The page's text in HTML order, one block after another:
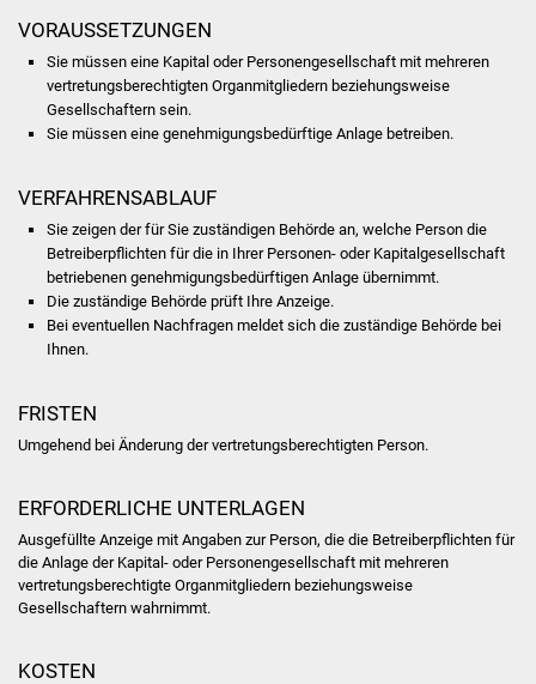
Gesundheit und Notfall
Ärzte und Apotheken
Hitzewarnung / UV-
Index
ÖPNV
Veranstaltungen
Stadtfest
VORAUSSETZUNGEN
Sie müssen eine Kapital oder Personengesellschaft mit mehreren
vertretungsberechtigten Organmitgliedern beziehungsweise
Gesellschaftern sein.
Sie müssen eine genehmigungsbedürftige Anlage betreiben.
VERFAHRENSABLAUF
Sie zeigen der für Sie zuständigen Behörde an, welche Person die
Betreiberpflichten für die in Ihrer Personen- oder Kapitalgesellschaft
betriebenen genehmigungsbedürftigen Anlage übernimmt.
Die zuständige Behörde prüft Ihre Anzeige.
Bei eventuellen Nachfragen meldet sich die zuständige Behörde bei
Ihnen.
FRISTEN
Umgehend bei Änderung der vertretungsberechtigten Person.
ERFORDERLICHE UNTERLAGEN
Ausgefüllte Anzeige mit Angaben zur Person, die die Betreiberpflichten für
die Anlage der Kapital- oder Personengesellschaft mit mehreren
vertretungsberechtigte Organmitgliedern beziehungsweise
Gesellschaftern wahrnimmt.
KOSTEN